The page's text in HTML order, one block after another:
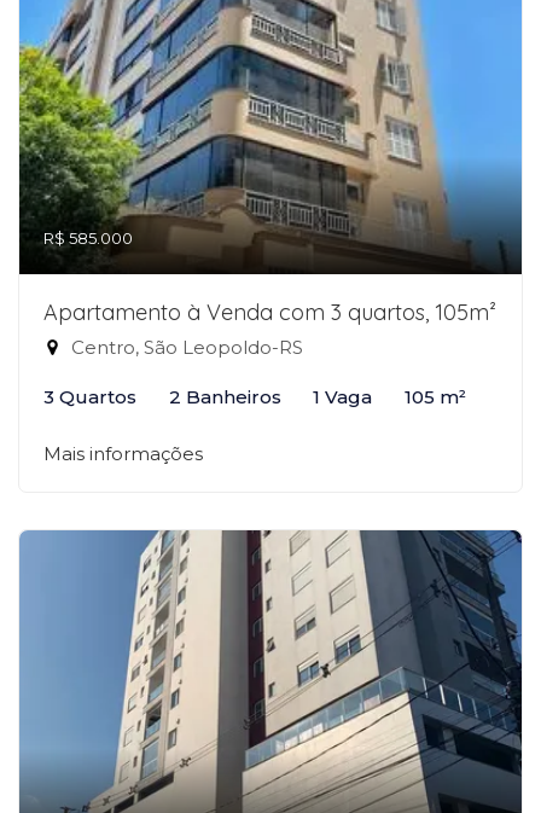
R$ 585.000
Apartamento à Venda com 3 quartos, 105m²
Centro, São Leopoldo-RS
3 Quartos 2 Banheiros 1 Vaga 105 m²
Mais informações